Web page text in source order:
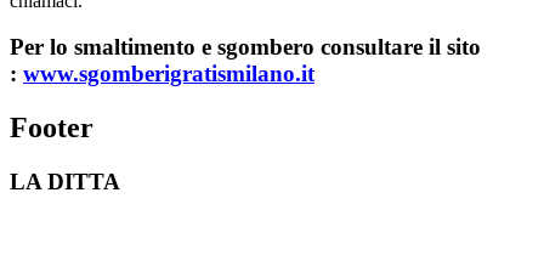
Per lo smaltimento e sgombero consultare il sito
: www.sgomberigratismilano.it
Footer
LA DITTA